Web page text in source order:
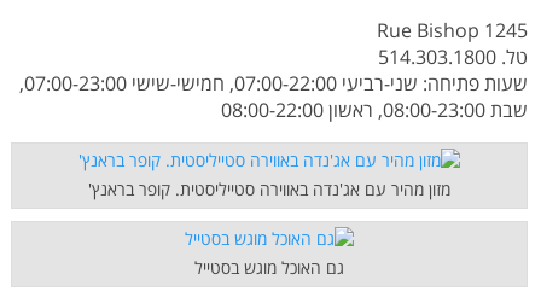
1245 Rue Bishop
טל. 514.303.1800
שעות פתיחה: שני-רביעי 07:00-22:00, חמישי-שישי 07:00-23:00,
שבת 08:00-23:00, ראשון 08:00-22:00
מזון מהיר עם אג'נדה באווירה סטייליסטית. קופר בראנץ'
גם האוכל מוגש בסטייל